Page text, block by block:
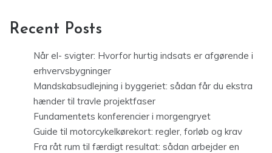
Recent Posts
Når el- svigter: Hvorfor hurtig indsats er afgørende i
erhvervsbygninger
Mandskabsudlejning i byggeriet: sådan får du ekstra
hænder til travle projektfaser
Fundamentets konferencier i morgengryet
Guide til motorcykelkørekort: regler, forløb og krav
Fra råt rum til færdigt resultat: sådan arbejder en